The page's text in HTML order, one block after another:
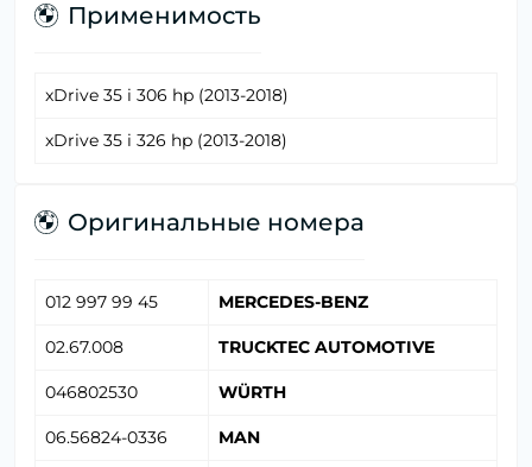
Применимость
xDrive 35 i 306 hp (2013-2018)
xDrive 35 i 326 hp (2013-2018)
Оригинальные номера
012 997 99 45 MERCEDES-BENZ
02.67.008 TRUCKTEC AUTOMOTIVE
046802530 WÜRTH
06.56824-0336 MAN